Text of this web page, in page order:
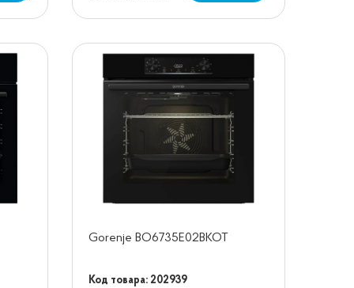
Gorenje BO6735E02BKOT
Код товара: 202939